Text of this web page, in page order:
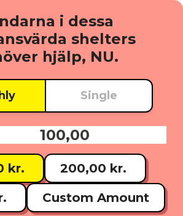
i dessa
shelters
hjälp, NU.
Single
kr.
200,00 kr.
Custom Amount